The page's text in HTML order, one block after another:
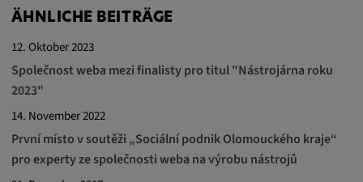
ÄHNLICHE BEITRÄGE
12. Oktober 2023
Společnost weba mezi finalisty pro titul "Nástrojárna roku
2023"
14. November 2022
První místo v soutěži „Sociální podnik Olomouckého kraje“
pro experty ze společnosti weba na výrobu nástrojů